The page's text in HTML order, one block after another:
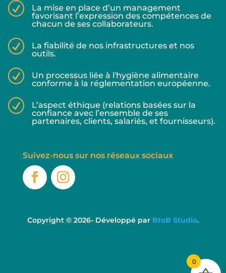
R
La mise en place d’un management
favorisant l’expression des compétences de
chacun de ses collaborateurs.
R
La fiabilité de nos infrastructures et nos
outils.
R
Un processus liée à l'hygiène alimentaire
conforme à la réglementation européenne.
R
L’aspect éthique (relations basées sur la
confiance avec l’ensemble de ses
partenaires, clients, salariés, et fournisseurs).
Suivez-nous sur nos réseaux sociaux
Copyright © 2026- Développé par BtoB Studio.
0